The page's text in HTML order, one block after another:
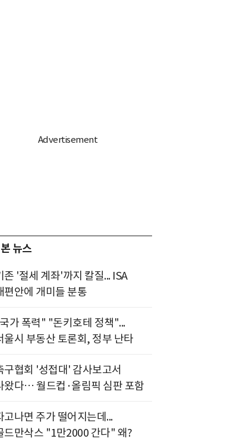
뉴스
존 '절세 계좌'까지 칼질... ISA
편안에 개미들 분통
가 폭력" "돈키호테 정책"...
울시 부동산 토론회, 정부 난타
구협회 '성접대' 감사보고서
왔다… 월드컵·올림픽 심판 포함
고나면 주가 떨어지는데...
드만삭스 "1만2000 간다" 왜?